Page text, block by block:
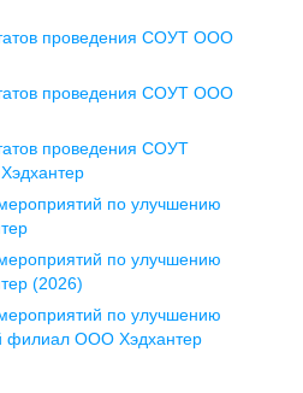
3,
проведения СОУТ ООО
проведения СОУТ ООО
проведения СОУТ
по улучшению
по улучшению
(2026)
по улучшению
филиал ООО Хэдхантер